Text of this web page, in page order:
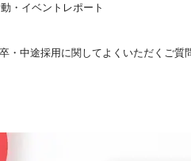
・イベントレポート
・中途採用に関してよくいただくご質